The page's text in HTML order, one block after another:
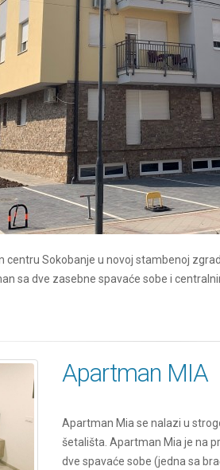
centru Sokobanje u novoj stambenoj
sa dve zasebne spavaće sobe i
Apartman MIA
Apartman Mia se nalazi u
šetališta. Apartman Mia je na
dve spavaće sobe (jedna sa